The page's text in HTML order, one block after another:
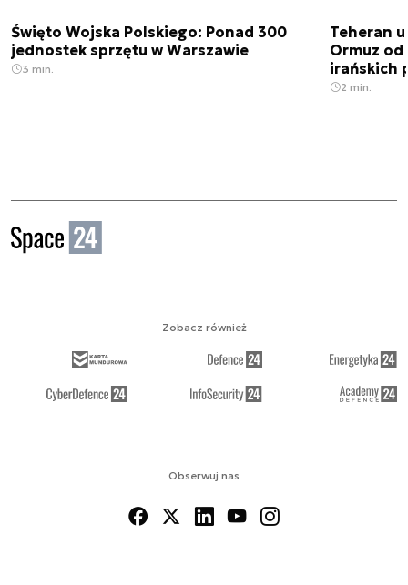
Święto Wojska Polskiego: Ponad 300
jednostek sprzętu w Warszawie
3 min.
Teheran
Ormuz
irańskich
2 min.
Obserwuj nas
Zobacz również